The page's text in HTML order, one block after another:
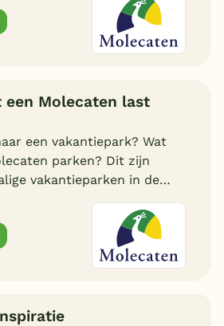
een Molecaten last
een vakantiepark? Wat
parken? Dit zijn
vakantieparken in de
en geniet van een fijn